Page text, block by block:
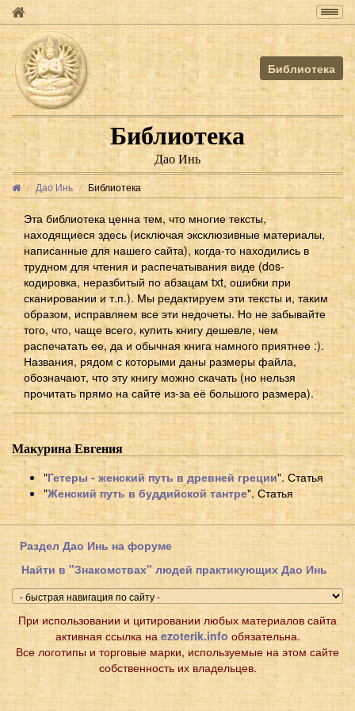
Библиотека
Библиотека
Дао Инь
Дао Инь Библиотека
Эта библиотека ценна тем, что многие тексты,
находящиеся здесь (исключая эксклюзивные материалы,
написанные для нашего сайта), когда-то находились в
трудном для чтения и распечатывания виде (dos-
кодировка, неразбитый по абзацам txt, ошибки при
сканировании и т.п.). Мы редактируем эти тексты и, таким
образом, исправляем все эти недочеты. Но не забывайте
того, что, чаще всего, купить книгу дешевле, чем
распечатать ее, да и обычная книга намного приятнее :).
Названия, рядом с которыми даны размеры файла,
обозначают, что эту книгу можно скачать (но нельзя
прочитать прямо на сайте из-за её большого размера).
Макурина Евгения
"Гетеры - женский путь в древней греции". Статья
"Женский путь в буддийской тантре". Статья
Раздел Дао Инь на форуме
Найти в "Знакомствах" людей практикующих Дао Инь
При использовании и цитировании любых материалов сайта
активная ссылка на ezoterik.info обязательна.
Все логотипы и торговые марки, используемые на этом сайте
собственность их владельцев.